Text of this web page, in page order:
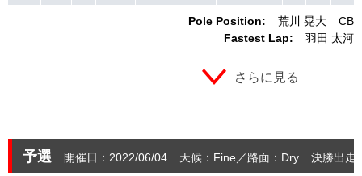
Pole Position: 荒川 晃大
Fastest Lap:
羽田 太河
さらに見る
予選 開催日：2022/06/04 天候：Fine 路面：Dry 決勝出走